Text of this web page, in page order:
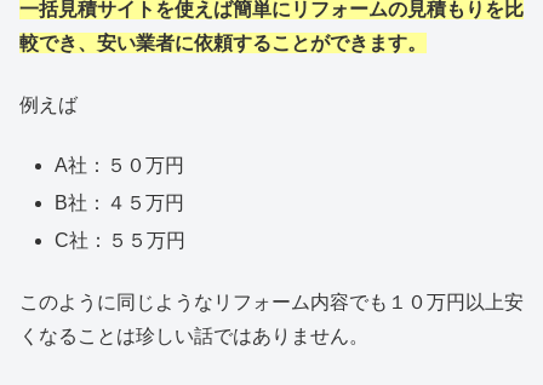
一括見積サイトを使えば簡単にリフォームの見積もりを比
較でき、安い業者に依頼することができます。
例えば
A社：５０万円
B社：４５万円
C社：５５万円
このように同じようなリフォーム内容でも１０万円以上安
くなることは珍しい話ではありません。